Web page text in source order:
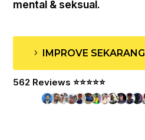
mental & seksual.
IMPROVE SEKARANG
562 Reviews ⭐⭐⭐⭐⭐